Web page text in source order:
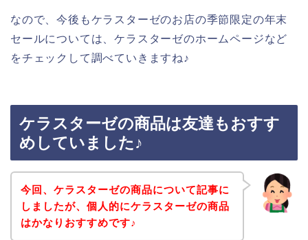
なので、今後もケラスターゼのお店の季節限定の年末
セールについては、ケラスターゼのホームページなど
をチェックして調べていきますね♪
ケラスターゼの商品は友達もおすす
めしていました♪
今回、ケラスターゼの商品について記事に
しましたが、個人的にケラスターゼの商品
はかなりおすすめです♪